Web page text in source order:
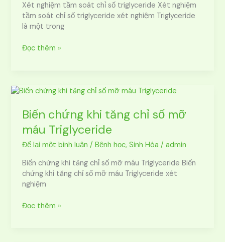
Xét nghiệm tầm soát chỉ số triglyceride Xét nghiệm
tầm soát chỉ số triglyceride xét nghiệm Triglyceride
là một trong
Đọc thêm »
Biến chứng khi tăng chỉ số mỡ
máu Triglyceride
Để lại một bình luận /Bệnh học,Sinh Hóa /admin
Biến chứng khi tăng chỉ số mỡ máu Triglyceride Biến
chứng khi tăng chỉ số mỡ máu Triglyceride xét
nghiệm
Biến
khi
tăng
chỉ
số
máu
Triglyceride
Đọc thêm »